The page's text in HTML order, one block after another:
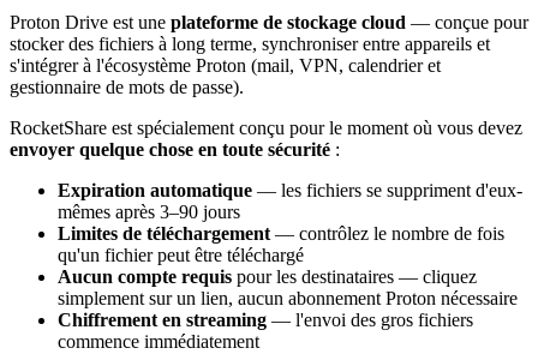
Proton Drive est une plateforme de stockage cloud — conçue pour
stocker des fichiers à long terme, synchroniser entre appareils et
s'intégrer à l'écosystème Proton (mail, VPN, calendrier et
gestionnaire de mots de passe).
RocketShare est spécialement conçu pour le moment où vous devez
envoyer quelque chose en toute sécurité :
Expiration automatique — les fichiers se suppriment d'eux-
mêmes après 3–90 jours
Limites de téléchargement — contrôlez le nombre de fois
qu'un fichier peut être téléchargé
Aucun compte requis pour les destinataires — cliquez
simplement sur un lien, aucun abonnement Proton nécessaire
Chiffrement en streaming — l'envoi des gros fichiers
commence immédiatement